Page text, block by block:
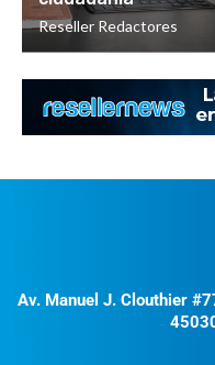
Reseller Redactores
Av. Manuel J. Clouthier